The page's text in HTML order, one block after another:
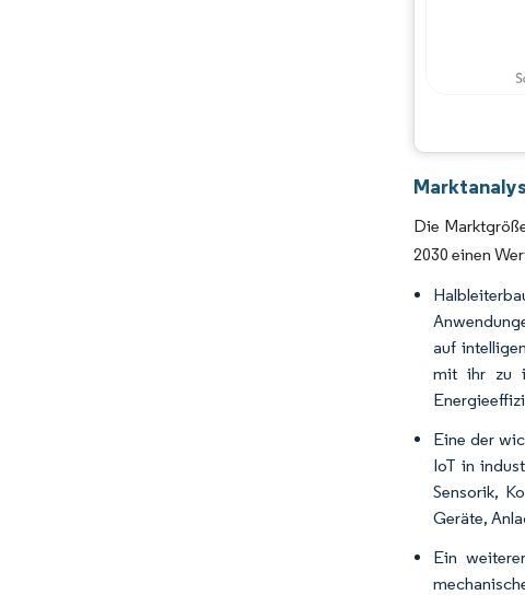
Die
2030 einen
auf
mit ihr zu
Eine der
IoT in
Sensorik,
Geräte,
Ein